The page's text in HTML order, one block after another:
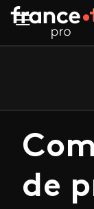
Aller au contenu
de